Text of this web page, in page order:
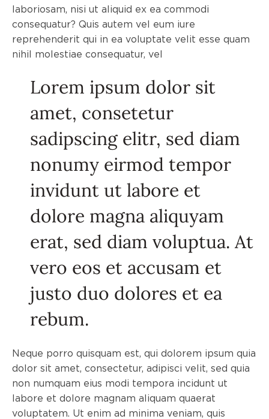
laboriosam, nisi ut aliquid ex ea commodi
consequatur? Quis autem vel eum iure
reprehenderit qui in ea voluptate velit esse quam
nihil molestiae consequatur, vel
Lorem ipsum dolor sit
amet, consetetur
sadipscing elitr, sed diam
nonumy eirmod tempor
invidunt ut labore et
dolore magna aliquyam
erat, sed diam voluptua. At
vero eos et accusam et
justo duo dolores et ea
rebum.
Neque porro quisquam est, qui dolorem ipsum quia
dolor sit amet, consectetur, adipisci velit, sed quia
non numquam eius modi tempora incidunt ut
labore et dolore magnam aliquam quaerat
voluptatem. Ut enim ad minima veniam, quis